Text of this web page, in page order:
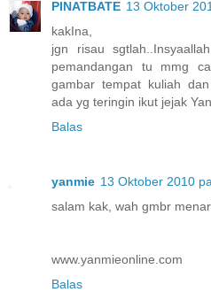
PINATBATE 13 Oktober
kakIna,
jgn risau
pemandangan tu mmg
gambar tempat kuliah
ada yg teringin ikut jejak
Balas
yanmie 13 Oktober 2010
salam kak, wah gmbr
www.yanmieonline.com
Balas